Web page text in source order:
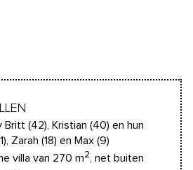
Britt (42), Kristian (40) en hun
Zarah (18) en Max (9)
villa van 270 m2 , net buiten